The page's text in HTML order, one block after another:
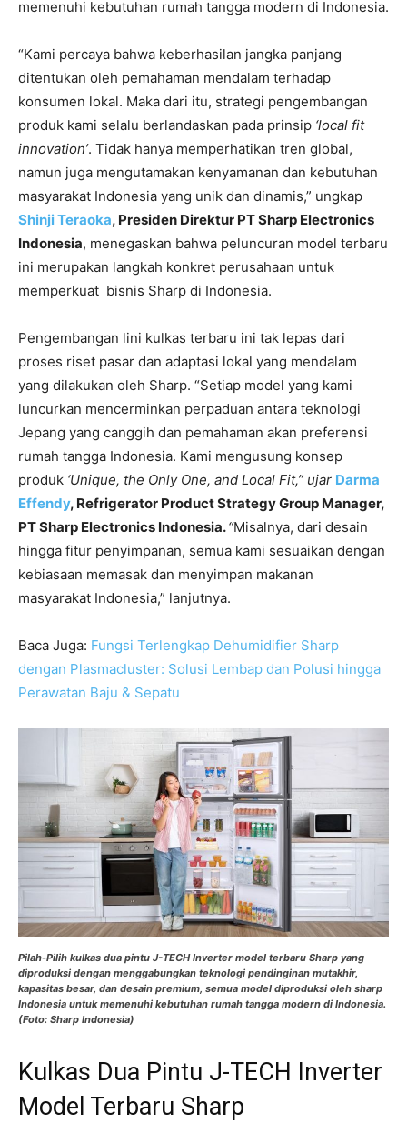
memenuhi kebutuhan rumah tangga modern di Indonesia.
“Kami percaya bahwa keberhasilan jangka panjang
ditentukan oleh pemahaman mendalam terhadap
konsumen lokal. Maka dari itu, strategi pengembangan
produk kami selalu berlandaskan pada prinsip ‘local fit
innovation’. Tidak hanya memperhatikan tren global,
namun juga mengutamakan kenyamanan dan kebutuhan
masyarakat Indonesia yang unik dan dinamis,” ungkap
Shinji Teraoka, Presiden Direktur PT Sharp Electronics
Indonesia, menegaskan bahwa peluncuran model terbaru
ini merupakan langkah konkret perusahaan untuk
memperkuat bisnis Sharp di Indonesia.
Pengembangan lini kulkas terbaru ini tak lepas dari
proses riset pasar dan adaptasi lokal yang mendalam
yang dilakukan oleh Sharp. “Setiap model yang kami
luncurkan mencerminkan perpaduan antara teknologi
Jepang yang canggih dan pemahaman akan preferensi
rumah tangga Indonesia. Kami mengusung konsep
produk ‘Unique, the Only One, and Local Fit,” ujar Darma
Effendy, Refrigerator Product Strategy Group Manager,
PT Sharp Electronics Indonesia.“Misalnya, dari desain
hingga fitur penyimpanan, semua kami sesuaikan dengan
kebiasaan memasak dan menyimpan makanan
masyarakat Indonesia,” lanjutnya.
Baca Juga: Fungsi Terlengkap Dehumidifier Sharp
dengan Plasmacluster: Solusi Lembap dan Polusi hingga
Perawatan Baju & Sepatu
Pilah-Pilih kulkas dua pintu J-TECH Inverter model terbaru Sharp yang
diproduksi dengan menggabungkan teknologi pendinginan mutakhir,
kapasitas besar, dan desain premium, semua model diproduksi oleh sharp
Indonesia untuk memenuhi kebutuhan rumah tangga modern di Indonesia.
(Foto: Sharp Indonesia)
Kulkas Dua Pintu J-TECH Inverter
Model Terbaru Sharp